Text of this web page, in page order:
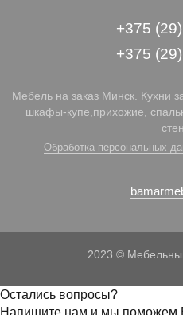
+375
+375
Мебель на заказ Минск. Кухни
шкафы-купе,прихожие,
Обработка персональных
2023 ©
Остались вопросы?
Напишите нам и мы поможем